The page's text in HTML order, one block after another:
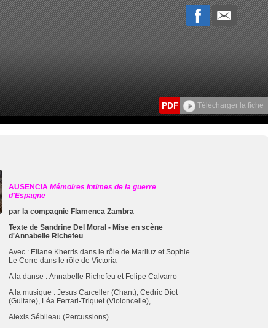
PDF Télécharger la fiche
AUSENCIA Mémoires intimes de la guerre
d'Espagne
par la compagnie Flamenca Zambra
Texte de Sandrine Del Moral - Mise en scène
d'Annabelle Richefeu
Avec : Eliane Kherris dans le rôle de Mariluz etSophie
Le Corre dans le rôle de Victoria
A la danse : Annabelle Richefeu et Felipe Calvarro
A la musique : Jesus Carceller (Chant), Cedric Diot
(Guitare), Léa Ferrari-Triquet (Violoncelle),
Alexis Sébileau (Percussions)